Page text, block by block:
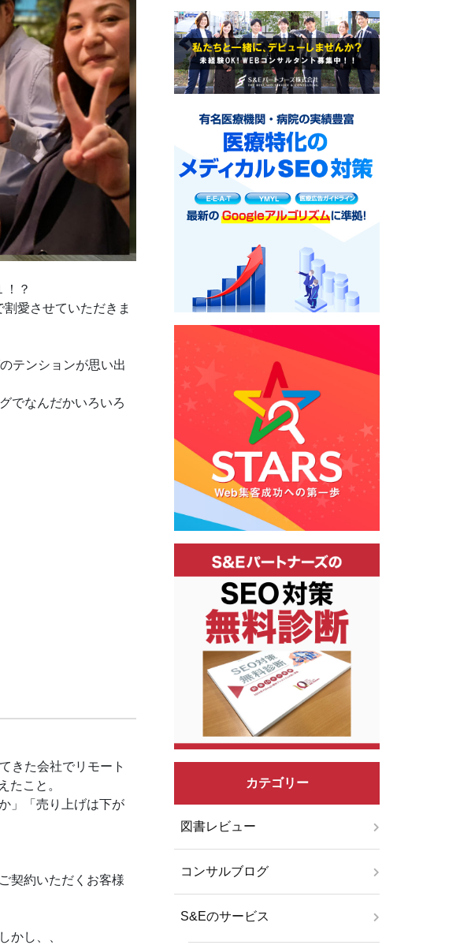
？
愛させていただきま
テンションが思い出
でなんだかいろいろ
きた会社でリモート
たこと。
」「売り上げは下が
契約いただくお客様
かし、、
カテゴリー
図書レビュー
コンサルブログ
S&Eのサービス